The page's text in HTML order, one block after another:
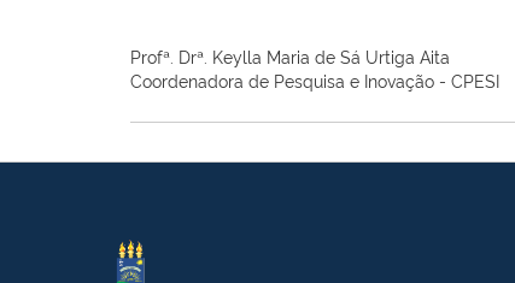
Profª. Drª. Keylla Maria de Sá Urtiga Aita
Coordenadora de Pesquisa e Inovação - CPESI